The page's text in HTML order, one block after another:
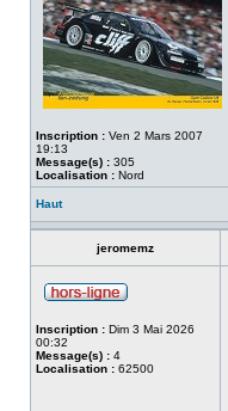
Inscription : Ven 2 Mars 2007
19:13
Message(s) : 305
Localisation : Nord
Haut
jeromemz
Inscription : Dim 3 Mai 2026
00:32
Message(s) : 4
Localisation : 62500